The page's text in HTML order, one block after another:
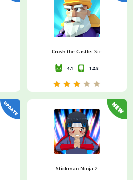
Crush the Castle: Siege Master
4.1 1.2.8
Stickman Ninja 2